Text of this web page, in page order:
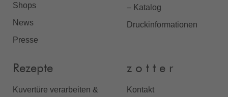
Shops
News
Presse
– Katalog
Druckinformationen
Rezepte
Kuvertüre verarbeiten &
z o t t e r
Kontakt